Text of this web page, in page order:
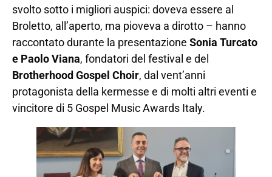
svolto sotto i migliori auspici: doveva essere al
Broletto, all’aperto, ma pioveva a dirotto – hanno
raccontato durante la presentazione Sonia Turcato
e Paolo Viana, fondatori del festival e del
Brotherhood Gospel Choir, dal vent’anni
protagonista della kermesse e di molti altri eventi e
vincitore di 5 Gospel Music Awards Italy.